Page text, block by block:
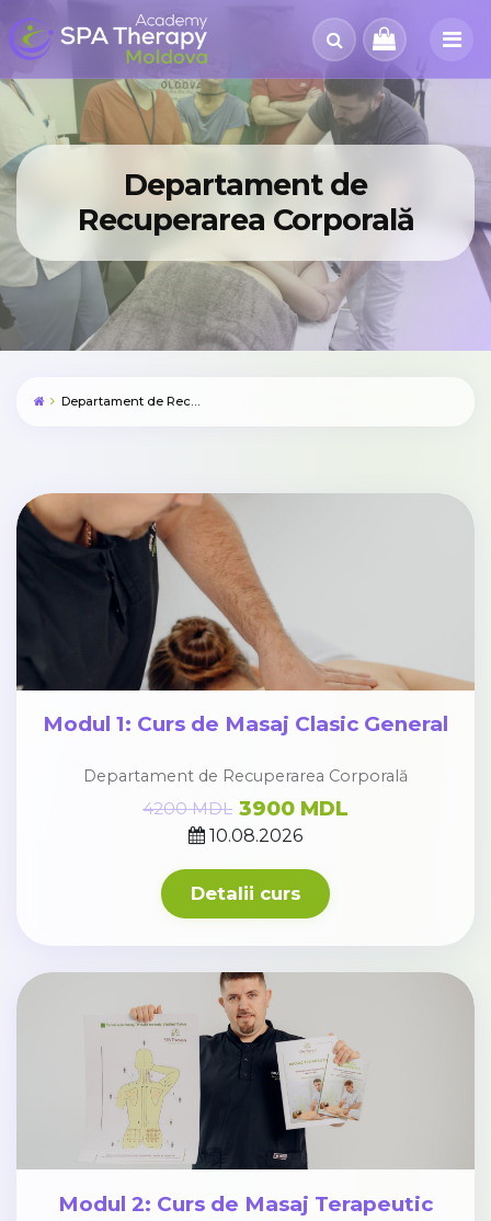
Departament de
Recuperarea Corporală
Departament de Recuperarea Corporală
Modul 1: Curs de Masaj Clasic General
Departament de Recuperarea Corporală
10.08.2026
4200 MDL 3900 MDL
Detalii curs
Modul 2: Curs de Masaj Terapeutic